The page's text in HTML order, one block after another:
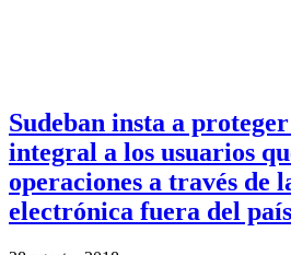
Sudeban insta a
integral a los usuarios
operaciones a través de
electrónica fuera del país